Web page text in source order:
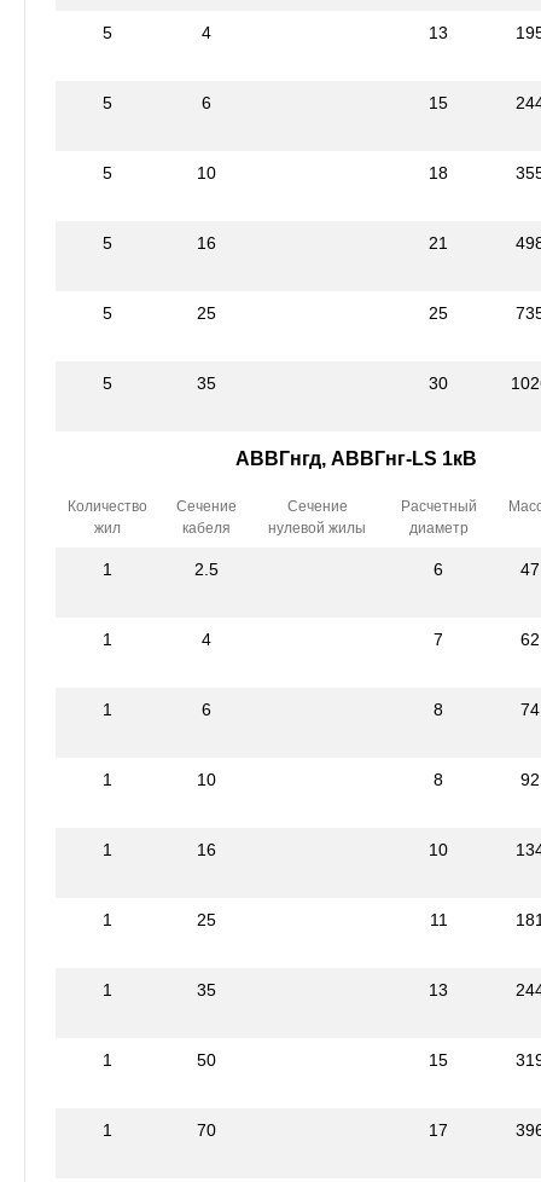
5 4 13
5 6 15
5 10 18
5 16 21
5 25 25
5 35 30
АВВГнгд, АВВГнг-LS 1кВ
Количество
жил
Сечение
кабеля
Сечение
нулевой жилы
Расчетный
диаметр
1 2.5 6 47
1 4 7 62
1 6 8 74
1 10 8 92
1 16 10
1 25 11
1 35 13
1 50 15
1 70 17